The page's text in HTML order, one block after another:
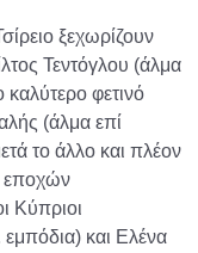
ξεχωρίζουν
Τεντόγλου (άλμα
καλύτερο φετινό
(άλμα επί
το άλλο και πλέον
εποχών
Κύπριοι
εμπόδια) και Ελένα